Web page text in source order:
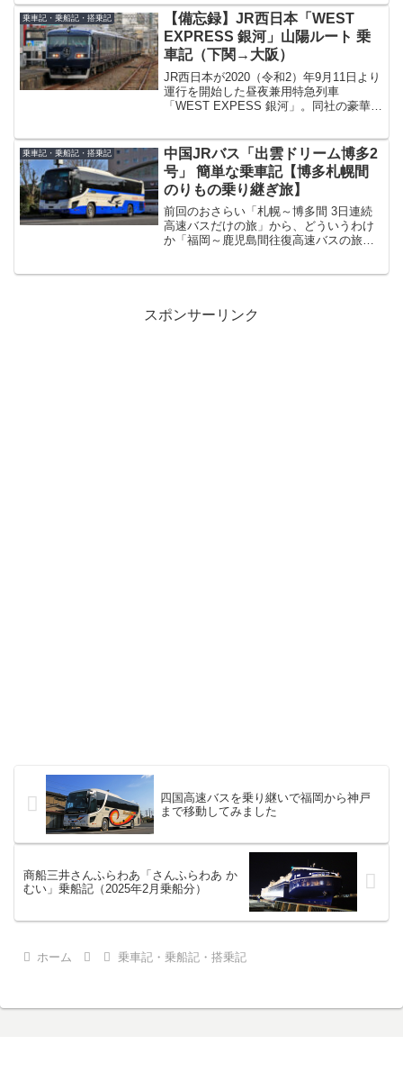
古屋～京都、大阪、神戸の各路線を運行
しています。（写真...
乗車記・乗船記・搭乗記
【備忘録】JR西日本「WEST
EXPRESS 銀河」山陽ルート 乗
車記（下関→大阪）
JR西日本が2020（令和2）年9月11日より
運行を開始した昼夜兼用特急列車
「WEST EXPESS 銀河」。同社の豪華ク
める列車」として、山陽・山陰地区で...
乗車記・乗船記・搭乗記
中国JRバス「出雲ドリーム博多2
号」 簡単な乗車記【博多札幌間
のりもの乗り継ぎ旅】
前回のおさらい「札幌～博多間 3日連続
高速バスだけの旅」から、どういうわけ
か「福岡～鹿児島間往復高速バスの旅」
スポンサーリンク
四国高速バスを乗り継いで福岡から神戸
まで移動してみました
商船三井さんふらわあ「さんふらわあ か
むい」乗船記（2025年2月乗船分）
ホーム 乗車記・乗船記・搭乗記